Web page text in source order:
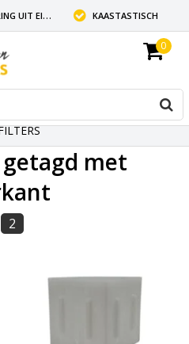
EIGEN VOORRAAD KAASTASTISCH
0
met
2